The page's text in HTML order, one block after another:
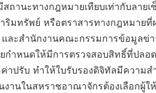
านะทางกฎหมายเทียบเท่ากับลาย
มทรัพย์ หรือตราสารทางกฎหมายที่
ละสำนักงานคณะกรรมการข้อมูลข่
ยกำหนดให้มีการตรวจสอบสิทธิ์ที่ปล
ปรับ ทำให้ใบรับรองดิจิทัลมีความส
งานในสหราชอาณาจักรต้องเลือกผู้